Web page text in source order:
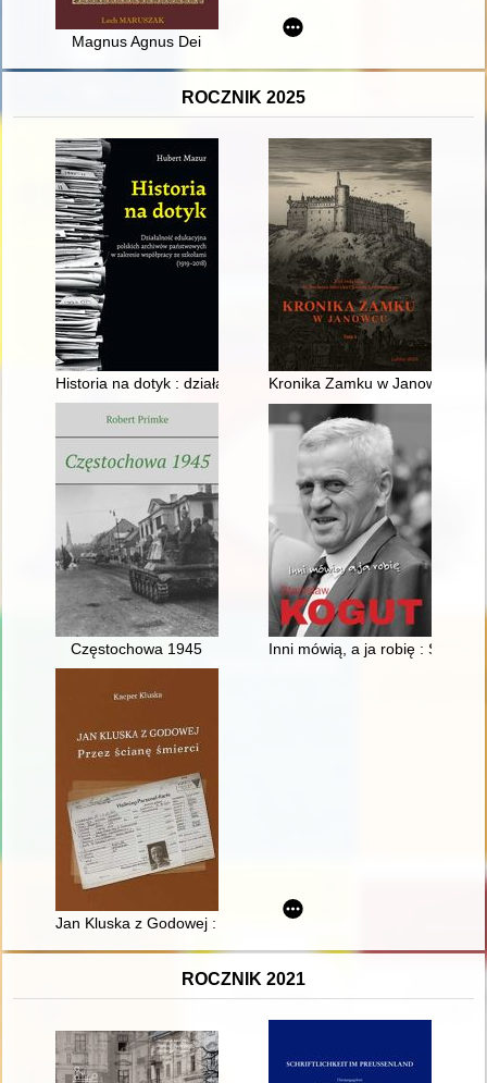
Magnus Agnus Dei
ROCZNIK 2025
Historia na dotyk : działalność edukacyjna polskich archiwów
Kronika Zamku w Janowcu. T. 1
Częstochowa 1945 Inni mówią, a ja robię :
Jan Kluska z Godowej : przez ścianę śmierci
ROCZNIK 2021